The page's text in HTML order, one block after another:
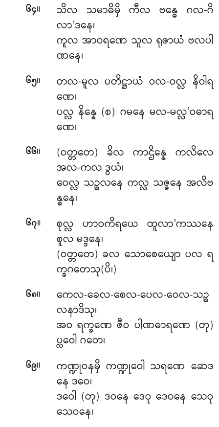
၆၄။
သိလ သမာဓိမှိ ကီလ ဗန္ဓေ ဂလ-ဂိ
လာ’ဒနေ၊
ကူလ အာဝရဏေ သူလ ရုဇာယံ ဗလပါ
ဏနေ၊
၆၅။
တလ-မူလ ပတိဋ္ဌာယံ ဝလ-ဝလ္လ နိဝါရ
ဏေ၊
ပလ္လ နိန္နေ (စ) ဂမနေ မလ-မလ္လ’ဝဓာရ
ဏေ၊
၆၆။
(ဝတ္တတေ) ခိလ ကာဌိန္နေ ကလိလေ
အလ-ကလ ဒွယံ၊
ဝေလ္လ သဉ္စလနေ ကလ္လ သဇ္ဇနေ အလိဗ
န္ဓနေ၊
၆၇။
စုလ္လ ဟာဝကိရယေ ထူလာ’ကဿနေ
စူလ မဒ္ဒနေ၊
(ဝတ္တတေ) ခလ သောစေယျော ပလ ရ
က္ခဂတေသု(ပိ၊)
၆၈။
ကေလ-ခေလ-စေလ-ပေလ-ဝေလ-သဉ္စ
လနာဒိသု၊
အဝ ရက္ခဏေ ဇီဝ ပါဏဓာရဏေ (တု)
ပ္လဝေါ ဂတေ၊
၆၉။
ကဏ္ဍုဝနမှိ ကဏ္ဍုဝေါ သရဏေ ဆေဒ
နေ ဒဝေ၊
ဒဝေါ (တု) ဒဝနေ ဒေဝု ဒေဝနေ သေဝု
သေဝနေ၊